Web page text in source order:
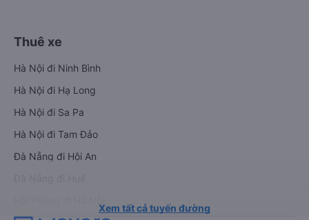
Thuê xe
Hà Nội đi Ninh Bình
Hà Nội đi Hạ Long
Hà Nội đi Sa Pa
Hà Nội đi Tam Đảo
Đà Nẵng đi Hội An
Xem tất cả tuyến đường